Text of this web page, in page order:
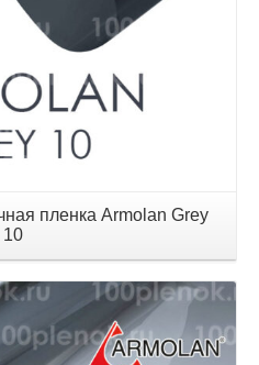
пленка Armolan Grey
10